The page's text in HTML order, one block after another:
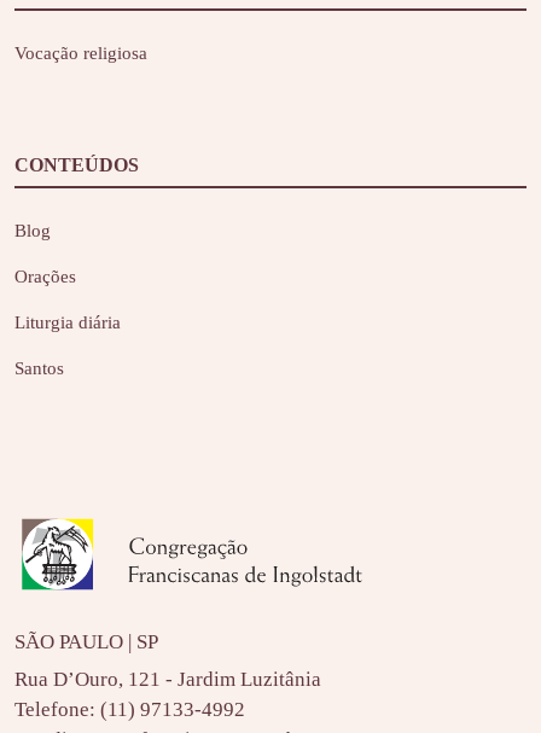
Vocação religiosa
CONTEÚDOS
Blog
Orações
Liturgia diária
Santos
SÃO PAULO | SP
Rua D’Ouro, 121 - Jardim Luzitânia
Telefone: (11) 97133-4992